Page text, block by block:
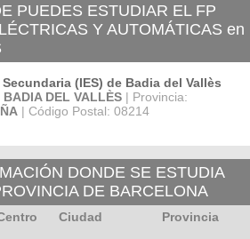
PUEDES ESTUDIAR EL FP
Y AUTOMÁTICAS en
(IES) de Badia del Vallès
BADIA DEL VALLÈS | Provincia:
| Código Postal: 08214
DONDE SE ESTUDIA
DE BARCELONA
Ciudad Provincia